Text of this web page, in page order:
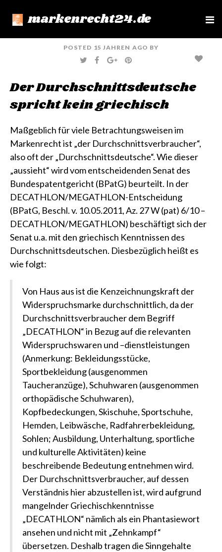
markenrecht24.de
e
POSTED 15 JAHREN AGO BY
T
W
E
F
A
B
O
G
O
E
P
I
E
R
T
Der Durchschnittsdeutsche
spricht kein griechisch
Maßgeblich für viele Betrachtungsweisen im
Markenrecht ist „der Durchschnittsverbraucher“,
also oft der „Durchschnittsdeutsche“. Wie dieser
„aussieht“ wird vom entscheidenden Senat des
Bundespatentgericht (BPatG) beurteilt. In der
DECATHLON/MEGATHLON-Entscheidung
(BPatG, Beschl. v. 10.05.2011, Az. 27 W (pat) 6/10 –
DECATHLON/MEGATHLON) beschäftigt sich der
Senat u.a. mit den griechisch Kenntnissen des
Durchschnittsdeutschen. Diesbezüglich heißt es
wie folgt:
Von Haus aus ist die Kenzeichnungskraft der
Widerspruchsmarke durchschnittlich, da der
Durchschnittsverbraucher dem Begriff
„DECATHLON“ in Bezug auf die relevanten
Widerspruchswaren und –dienstleistungen
(Anmerkung: Bekleidungsstücke,
Sportbekleidung (ausgenommen
Taucheranzüge), Schuhwaren (ausgenommen
orthopädische Schuhwaren),
Kopfbedeckungen, Skischuhe, Sportschuhe,
Hemden, Leibwäsche, Radfahrerbekleidung,
Sohlen; Ausbildung, Unterhaltung, sportliche
und kulturelle Aktivitäten) keine
beschreibende Bedeutung entnehmen wird.
Der Durchschnittsverbraucher, auf dessen
Verständnis hier abzustellen ist, wird aufgrund
mangelnder Griechischkenntnisse
„DECATHLON“ nämlich als ein Phantasiewort
ansehen und nicht mit „Zehnkampf“
übersetzen. Deshalb tragen die Sinngehalte